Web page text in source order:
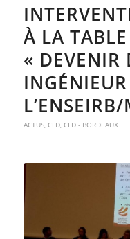
À LA
« DEVENIR
ACTUS, CFD, CFD - BORDEAUX